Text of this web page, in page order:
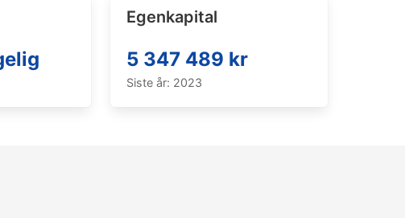
Egenkapital
5 347 489 kr
Siste år: 2023